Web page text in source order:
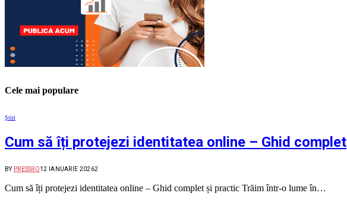
Cele mai populare
Știri
Cum să îți protejezi identitatea online – Ghid complet
BY PRESSRO12 IANUARIE 20262
Cum să îți protejezi identitatea online – Ghid complet și practic Trăim într-o lume în…